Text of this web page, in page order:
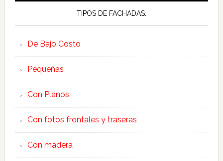
TIPOS DE FACHADAS:
De Bajo Costo
Pequeñas
Con Planos
Con fotos frontales y traseras
Con madera